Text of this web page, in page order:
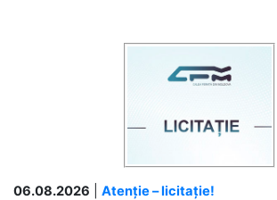
06.08.2026
Atenție – licitație!